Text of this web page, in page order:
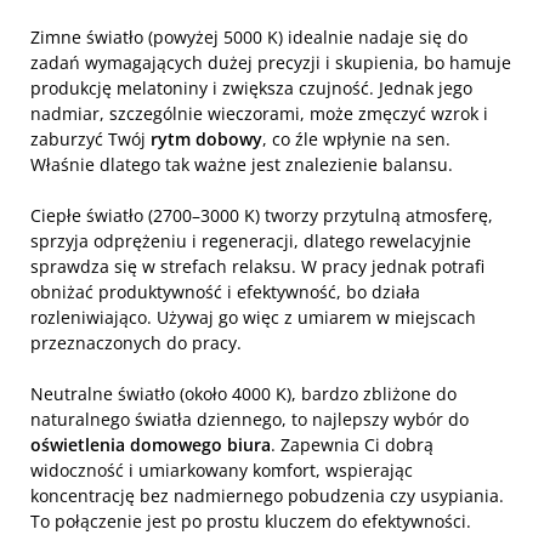
Zimne światło (powyżej 5000 K) idealnie nadaje się do
zadań wymagających dużej precyzji i skupienia, bo hamuje
produkcję melatoniny i zwiększa czujność. Jednak jego
nadmiar, szczególnie wieczorami, może zmęczyć wzrok i
zaburzyć Twój rytm dobowy, co źle wpłynie na sen.
Właśnie dlatego tak ważne jest znalezienie balansu.
Ciepłe światło (2700–3000 K) tworzy przytulną atmosferę,
sprzyja odprężeniu i regeneracji, dlatego rewelacyjnie
sprawdza się w strefach relaksu. W pracy jednak potrafi
obniżać produktywność i efektywność, bo działa
rozleniwiająco. Używaj go więc z umiarem w miejscach
przeznaczonych do pracy.
Neutralne światło (około 4000 K), bardzo zbliżone do
naturalnego światła dziennego, to najlepszy wybór do
oświetlenia domowego biura. Zapewnia Ci dobrą
widoczność i umiarkowany komfort, wspierając
koncentrację bez nadmiernego pobudzenia czy usypiania.
To połączenie jest po prostu kluczem do efektywności.